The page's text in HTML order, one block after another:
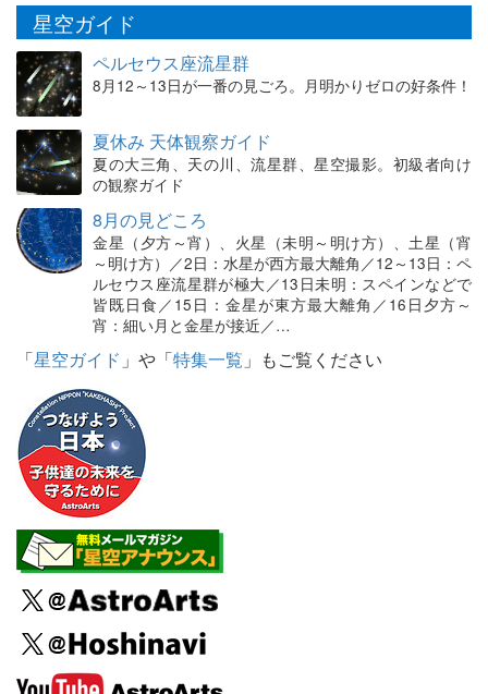
星空ガイド
ペルセウス座流星群
8月12～13日が一番の見ごろ。月明かりゼロの好条件！
夏休み 天体観察ガイド
夏の大三角、天の川、流星群、星空撮影。初級者向け
の観察ガイド
8月の見どころ
金星（夕方～宵）、火星（未明～明け方）、土星（宵
～明け方）／2日：水星が西方最大離角／12～13日：ペ
ルセウス座流星群が極大／13日未明：スペインなどで
皆既日食／15日：金星が東方最大離角／16日夕方～
宵：細い月と金星が接近／…
「星空ガイド 」や「特集一覧 」もご覧ください